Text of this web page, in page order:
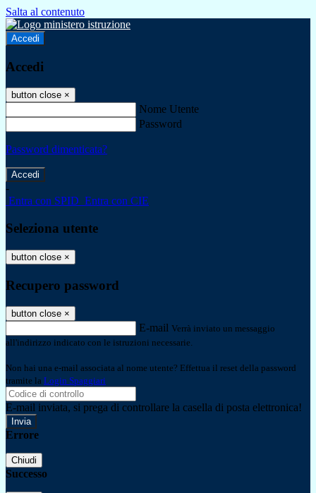
Salta al contenuto
Accedi
Accedi
button close ×
Nome Utente
Password
Password dimenticata?
-
Entra con SPID Entra con CIE
Seleziona utente
button close ×
Recupero password
button close ×
E-mail Verrà inviato un messaggio
all'indirizzo indicato con le istruzioni necessarie.
Non hai una e-mail associata al nome utente? Effettua il reset della password
tramite la Login Spaggiari
E-mail inviata, si prega di controllare la casella di posta elettronica!
Errore
Chiudi
Successo